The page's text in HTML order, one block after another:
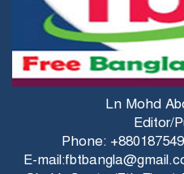
কারিগরি
অ্যাকাউন্ট
মির্জা
Ln Mohd
Editor/
Phone:
E-